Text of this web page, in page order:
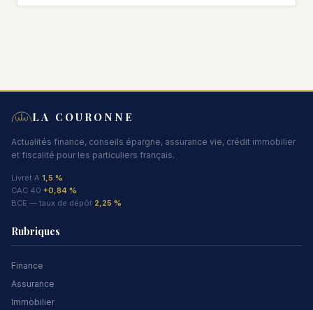
LA COURONNE
Actualités finance, conseils épargne, assurance vie, crédit immobilier
et fiscalité pour les particuliers français.
Livret A 1,5 %
CAC 40 +0,84 %
BCE — taux de dépôt 2,25 %
Rubriques
Finance
Assurance
Immobilier